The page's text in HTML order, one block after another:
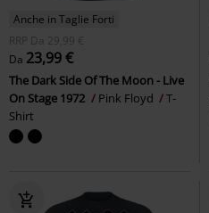
Anche in Taglie Forti
RRP
Da 29,99 €
Da 23,99 €
The Dark Side Of The Moon - Live
On Stage 1972
Pink Floyd
T-
Shirt